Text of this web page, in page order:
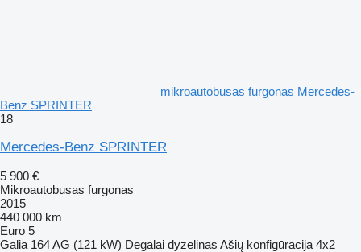
mikroautobusas furgonas Mercedes-
Benz SPRINTER
18
Mercedes-Benz SPRINTER
5 900 €
Mikroautobusas furgonas
2015
440 000 km
Euro 5
Galia 164 AG (121 kW) Degalai dyzelinas Ašių konfigūracija 4x2